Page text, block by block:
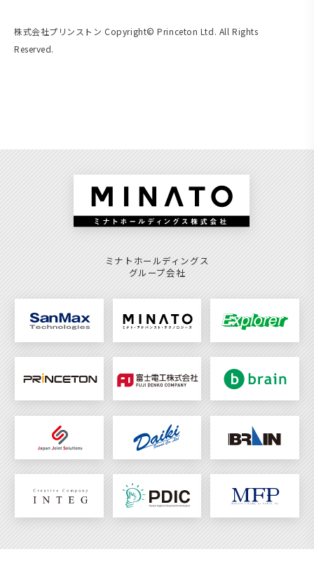
株式会社プリンストン Copyright© Princeton Ltd. All Rights
Reserved.
ミナトホールディングス
グループ会社